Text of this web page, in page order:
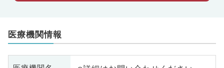
医療機関情報